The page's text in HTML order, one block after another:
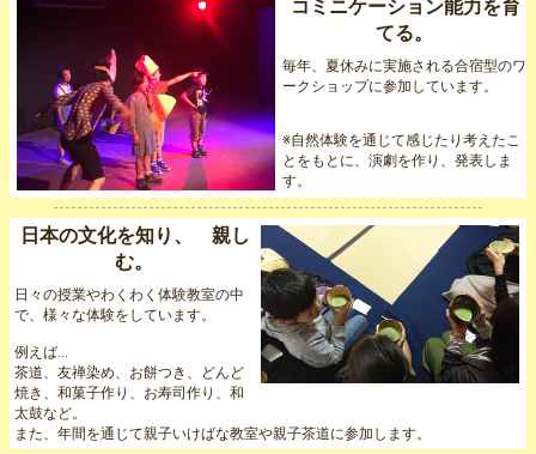
コミニケーション能力を育
てる。
毎年、夏休みに実施される合宿型のワ
ークショップに参加しています。
※自然体験を通じて感じたり考えたこ
とをもとに、演劇を作り、発表しま
す。
日本の文化を知り、 親し
む。
日々の授業やわくわく体験教室の中
で、様々な体験をしています。
例えば…
茶道、友禅染め、お餅つき、どんど
焼き、和菓子作り、お寿司作り、和
太鼓など。
また、年間を通じて親子いけばな教室や親子茶道に参加します。